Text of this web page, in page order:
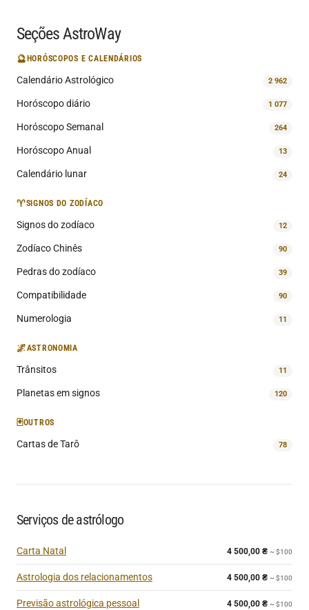
Seções AstroWay
🔮HORÓSCOPOS E CALENDÁRIOS
Calendário Astrológico 2 962
Horóscopo diário 1 077
Horóscopo Semanal 264
Horóscopo Anual 13
Calendário lunar 24
♈SIGNOS DO ZODÍACO
Signos do zodíaco 12
Zodíaco Chinês 90
Pedras do zodíaco 39
Compatibilidade 90
Numerologia 11
🌌ASTRONOMIA
Trânsitos 11
Planetas em signos 120
🃏OUTROS
Cartas de Tarô 78
Serviços de astrólogo
Carta Natal 4 500,00 ₴ ~ $100
Astrologia dos relacionamentos 4 500,00 ₴ ~ $100
Previsão astrológica pessoal 4 500,00 ₴ ~ $100